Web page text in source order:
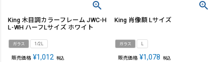
King 木目調カラーフレーム JWC-H
L-WH ハーフLサイズ ホワイト
ガラス 1/2L
販売価格 ¥1,012 税込
King 肖像額 Lサイズ
ガラス L
販売価格 ¥1,078 税込